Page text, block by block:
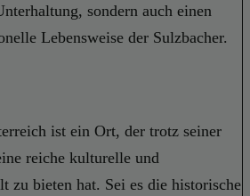
sondern auch einen
Lebensweise der Sulzbacher.
ist ein Ort, der trotz seiner
reiche kulturelle und
zu bieten hat. Sei es die historische